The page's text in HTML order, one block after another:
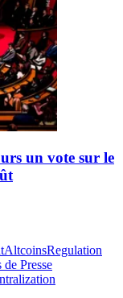
un vote sur le
AltcoinsRegulation
Presse